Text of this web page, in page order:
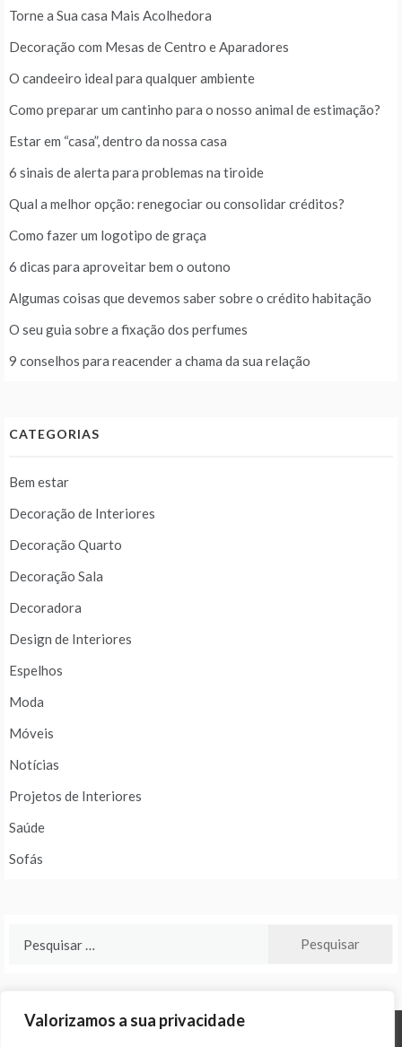
Valorizamos a sua privacidade
Torne a Sua casa Mais Acolhedora
Decoração com Mesas de Centro e Aparadores
O candeeiro ideal para qualquer ambiente
Como preparar um cantinho para o nosso animal de estimação?
Estar em “casa”, dentro da nossa casa
6 sinais de alerta para problemas na tiroide
Qual a melhor opção: renegociar ou consolidar créditos?
Como fazer um logotipo de graça
6 dicas para aproveitar bem o outono
Algumas coisas que devemos saber sobre o crédito habitação
O seu guia sobre a fixação dos perfumes
9 conselhos para reacender a chama da sua relação
CATEGORIAS
Bem estar
Decoração de Interiores
Decoração Quarto
Decoração Sala
Decoradora
Design de Interiores
Espelhos
Moda
Móveis
Notícias
Projetos de Interiores
Saúde
Sofás